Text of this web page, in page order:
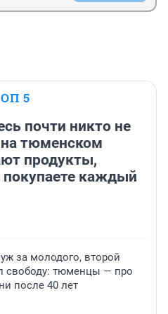
платные туалеты везде.
отсутствие бесплатных
5
почти никто не
на тюменском
продукты,
каждый
за молодого, второй
свободу: тюменцы — про
после 40 лет